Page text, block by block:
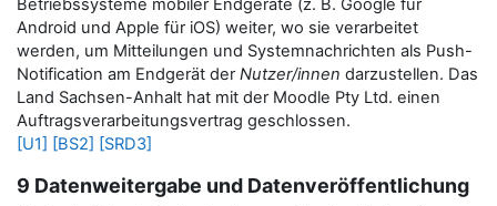
Betriebssysteme mobiler Endgeräte (z. B. Google für
Android und Apple für iOS) weiter, wo sie verarbeitet
werden, um Mitteilungen und Systemnachrichten als Push-
Notification am Endgerät derNutzer/innen darzustellen. Das
Land Sachsen-Anhalt hat mit der Moodle Pty Ltd. einen
Auftragsverarbeitungsvertrag geschlossen.
[U1] [BS2] [SRD3]
9 Datenweitergabe und Datenveröffentlichung